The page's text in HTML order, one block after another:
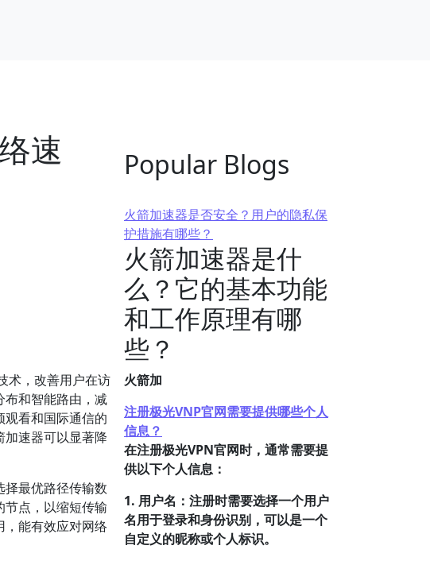
速
术，改善用户在访
布和智能路由，减
看和国际通信的
速器可以显著降
最优路径传输数
点，以缩短传输
，能有效应对网络
Popular Blogs
火箭加速器是否安全？用户的隐私保
护措施有哪些？
火箭加速器是什
么？它的基本功能
和工作原理有哪
些？
火箭加
注册极光VNP官网需要提供哪些个人
信息？
在注册极光VPN官网时，通常需要提
供以下个人信息：
1. 用户名：注册时需要选择一个用户
名用于登录和身份识别，可以是一个
自定义的昵称或个人标识。